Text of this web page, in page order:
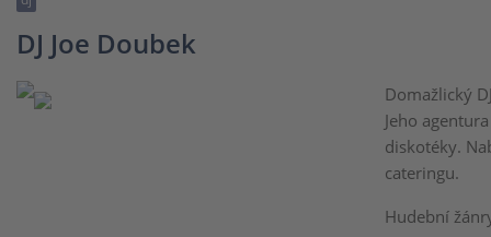
DJ Joe Doubek
Domažlický
Jeho
diskotéky.
cateringu.
Hudební